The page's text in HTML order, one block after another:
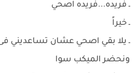
ـ فريده...فريده اصحي
ـ خيراً
ـ يلا بقي اصحي عشان تساعديني
ونحضر الميكب سوا